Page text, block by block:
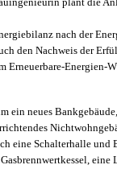
nach der
den Nachweis der
Erneuerbare-Energien-
ein neues
eine Schalterhalle und
eine